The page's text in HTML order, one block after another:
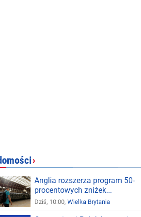
›
Anglia rozszerza program 50-
procentowych zniżek...
Dziś, 10:00,Wielka Brytania